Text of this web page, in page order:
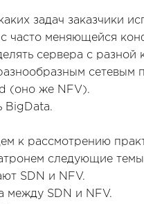
задач заказчики
часто меняющейся
сервера с разной
сетевым
(оно же NFV).
BigData.
к рассмотрению
следующие
SDN и NFV.
между SDN и NFV.